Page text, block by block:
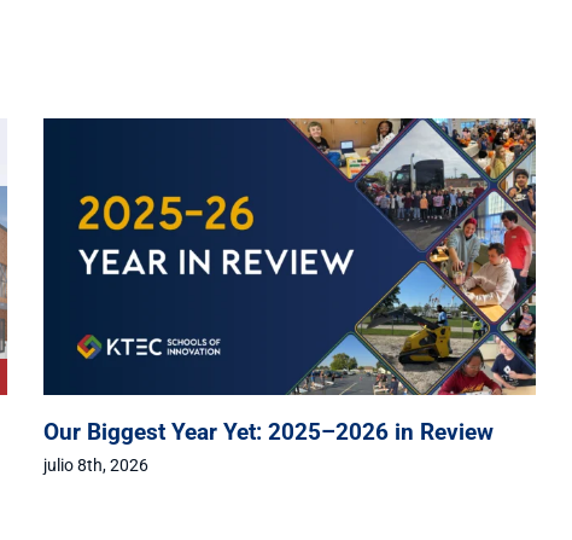
Our Biggest Year Yet: 2025–2026 in Review
julio 8th, 2026